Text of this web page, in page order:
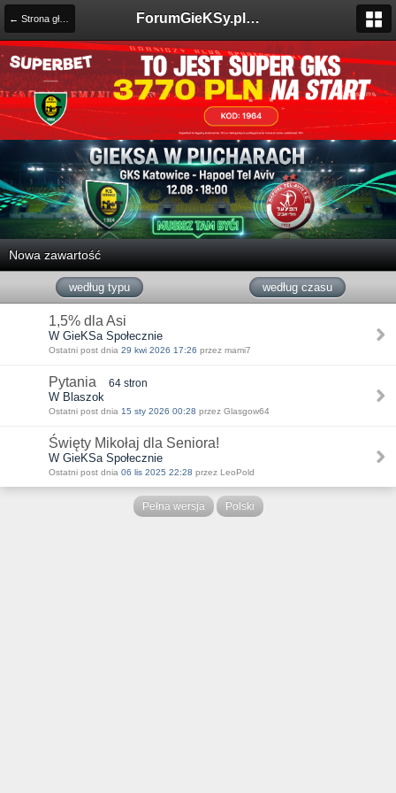
← Strona główna ForumGieKSy.pl - Oficjalne forum kibiców GKS Katowice
Nowa zawartość
według typu według czasu
1,5% dla Asi
W GieKSa Społecznie
Ostatni post dnia 29 kwi 2026 17:26 przez mami7
Pytania 64 stron
W Blaszok
Ostatni post dnia 15 sty 2026 00:28 przez Glasgow64
Święty Mikołaj dla Seniora!
W GieKSa Społecznie
Ostatni post dnia 06 lis 2025 22:28 przez LeoPold
Pełna wersja Polski